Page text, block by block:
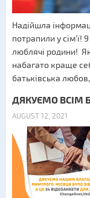
Надійшла
потрапили у сім'ї!
люблячі родини!
набагато краще
батьківська
ДЯКУЄМО ВСІМ
AUGUST 12, 2021